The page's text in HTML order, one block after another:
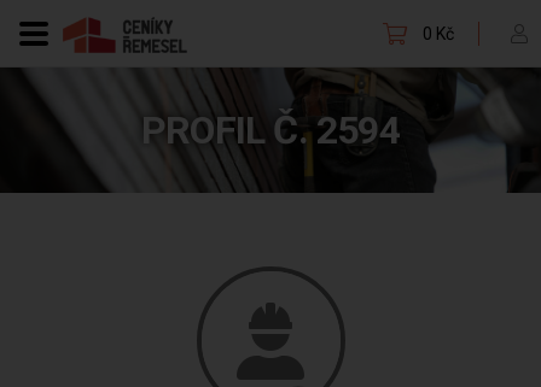
0 Kč
PROFIL Č. 2594